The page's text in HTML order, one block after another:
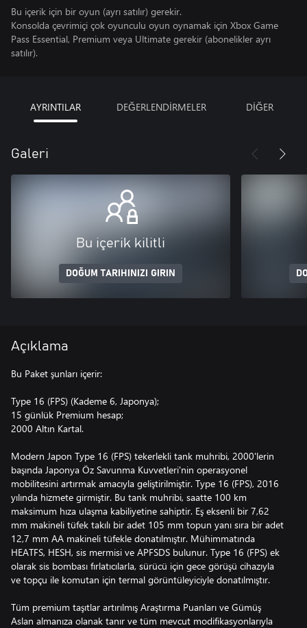
Bu içerik için bir oyun (ayrı satılır) gerekir.
Konsolda çevrimiçi çok oyunculu oyun oynamak için Xbox Game
Pass Essential, Premium veya Ultimate gerekir (abonelikler ayrı
satılır).
AYRINTILAR DEĞERLENDİRMELER DİĞER
Galeri
Bu içerik kilitli
DOĞUM TARIHINIZI GIRIN
Açıklama
Bu Paket şunları içerir:
Type 16 (FPS) (Kademe 6, Japonya);
15 günlük Premium hesap;
2000 Altın Kartal.
Modern Japon Type 16 (FPS) tekerlekli tank muhribi, 2000'lerin
başında Japonya Öz Savunma Kuvvetleri'nin operasyonel
mobilitesini artırmak amacıyla geliştirilmiştir. Type 16 (FPS), 2016
yılında hizmete girmiştir. Bu tank muhribi, saatte 100 km
maksimum hıza ulaşma kabiliyetine sahiptir. Eş eksenli bir 7,62
mm makineli tüfek takılı bir adet 105 mm topun yanı sıra bir adet
12,7 mm AA makineli tüfekle donatılmıştır. Mühimmatında
HEATFS, HESH, sis mermisi ve APFSDS bulunur. Type 16 (FPS) ek
olarak sis bombası fırlatıcılarla, sürücü için gece görüşü cihazıyla
ve topçu ile komutan için termal görüntüleyiciyle donatılmıştır.
Tüm premium taşıtlar artırılmış Araştırma Puanları ve Gümüş
Aslan almanıza olanak tanır ve tüm mevcut modifikasyonlarıyla